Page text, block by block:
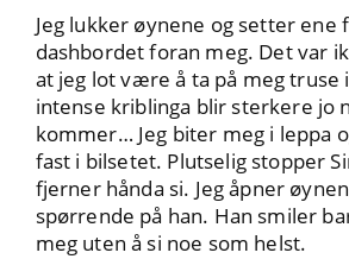
Jeg lukker øynene og setter ene
dashbordet foran meg. Det var
at jeg lot være å ta på meg truse
intense kriblinga blir sterkere jo
kommer… Jeg biter meg i leppa
fast i bilsetet. Plutselig stopper
fjerner hånda si. Jeg åpner
spørrende på han. Han smiler
meg uten å si noe som helst.